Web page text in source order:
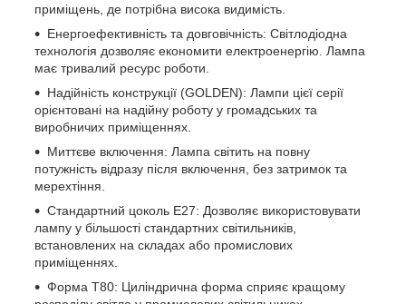
приміщень, де потрібна висока видимість.
Енергоефективність та довговічність: Світлодіодна
технологія дозволяє економити електроенергію. Лампа
має тривалий ресурс роботи.
Надійність конструкції (GOLDEN): Лампи цієї серії
орієнтовані на надійну роботу у громадських та
виробничих приміщеннях.
Миттєве включення: Лампа світить на повну
потужність відразу після включення, без затримок та
мерехтіння.
Стандартний цоколь Е27: Дозволяє використовувати
лампу у більшості стандартних світильників,
встановлених на складах або промислових
приміщеннях.
Форма T80: Циліндрична форма сприяє кращому